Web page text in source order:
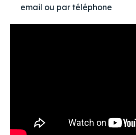
email ou par téléphone